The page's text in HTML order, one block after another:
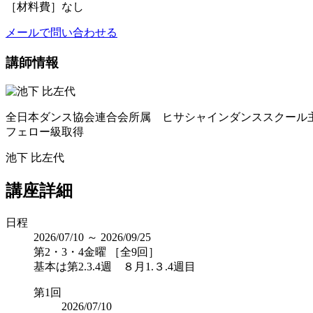
［材料費］なし
メールで問い合わせる
講師情報
全日本ダンス協会連合会所属 ヒサシャインダンススクール
フェロー級取得
池下 比左代
講座詳細
日程
2026/07/10 ～ 2026/09/25
第2・3・4金曜 ［全9回］
基本は第2.3.4週 ８月1.３.4週目
第1回
2026/07/10